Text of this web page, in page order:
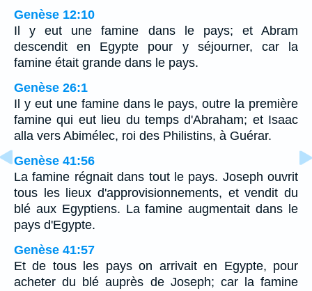
Genèse 12:10
Il y eut une famine dans le pays; et Abram
descendit en Egypte pour y séjourner, car la
famine était grande dans le pays.
Genèse 26:1
Il y eut une famine dans le pays, outre la première
famine qui eut lieu du temps d'Abraham; et Isaac
alla vers Abimélec, roi des Philistins, à Guérar.
Genèse 41:56
La famine régnait dans tout le pays. Joseph ouvrit
tous les lieux d'approvisionnements, et vendit du
blé aux Egyptiens. La famine augmentait dans le
pays d'Egypte.
Genèse 41:57
Et de tous les pays on arrivait en Egypte, pour
acheter du blé auprès de Joseph; car la famine